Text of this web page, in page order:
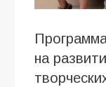
на